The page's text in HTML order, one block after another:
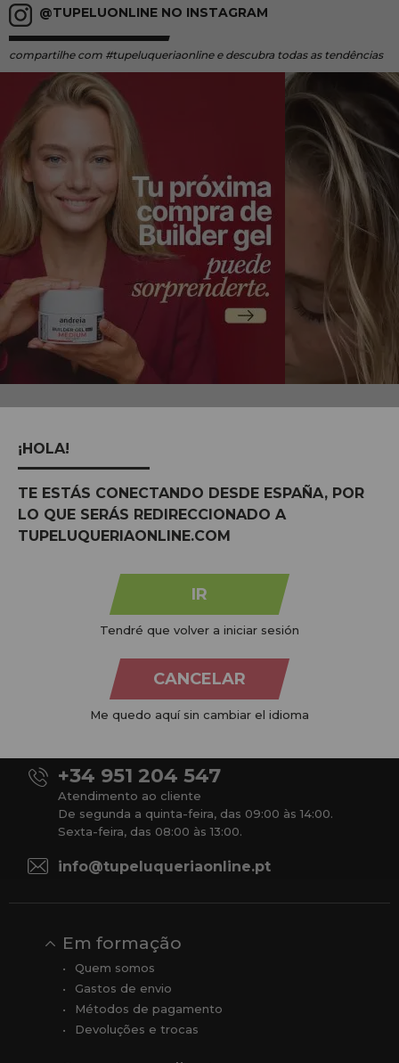
@TUPELUONLINE NO INSTAGRAM
compartilhe com #tupeluqueriaonline e descubra todas as tendências
Tu Peluquería Online S.L.U.
dedicamo-nos à venda de
produtos para cabeleireiro e beleza, oferecendo uma vasta
gama ao seu alcance económico e profissional. Temos preços
+34 951 204 547
Atendimento ao cliente
De segunda a quinta-feira, das 09:00 às 14:00.
Sexta-feira, das 08:00 às 13:00.
info@tupeluqueriaonline.pt
Em formação
Quem somos
Gastos de envio
Métodos de pagamento
Devoluções e trocas
¡HOLA!
TE ESTÁS CONECTANDO DESDE ESPAÑA, POR
LO QUE SERÁS REDIRECCIONADO A
TUPELUQUERIAONLINE.COM
IR
Tendré que volver a iniciar sesión
CANCELAR
Me quedo aquí sin cambiar el idioma